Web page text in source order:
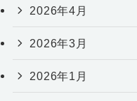
2026年4月
2026年3月
2026年1月